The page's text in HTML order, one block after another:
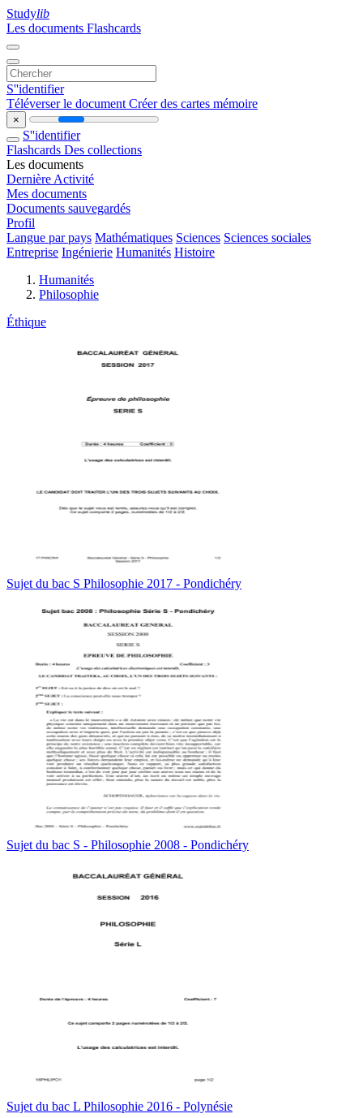
Studylib
Les documents Flashcards
S''identifier
Téléverser le document Créer des cartes mémoire
×
S''identifier
Flashcards Des collections
Les documents
Dernière Activité
Mes documents
Documents sauvegardés
Profil
Langue par pays Mathématiques Sciences Sciences sociales
Entreprise Ingénierie Humanités Histoire
Humanités
Philosophie
Éthique
Sujet du bac S Philosophie 2017 - Pondichéry
Sujet du bac S - Philosophie 2008 - Pondichéry
Sujet du bac L Philosophie 2016 - Polynésie